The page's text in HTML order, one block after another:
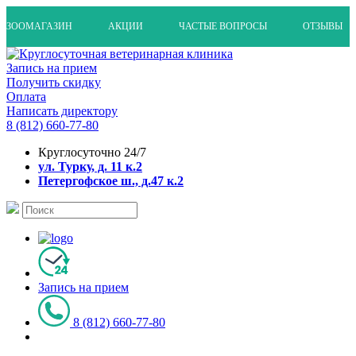
ЗООМАГАЗИН АКЦИИ ЧАСТЫЕ ВОПРОСЫ ОТЗЫВЫ
Запись на прием
Получить скидку
Оплата
Написать директору
8 (812) 660-77-80
Круглосуточно 24/7
ул. Турку, д. 11 к.2
Петергофское ш., д.47 к.2
Запись на прием
8 (812) 660-77-80